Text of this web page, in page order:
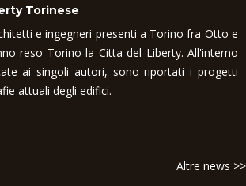
Torinese
e ingegneri presenti a Torino fra Otto e
reso Torino la Citta del Liberty. All'interno
ai singoli autori, sono riportati i progetti
attuali degli edifici.
Altre news >>